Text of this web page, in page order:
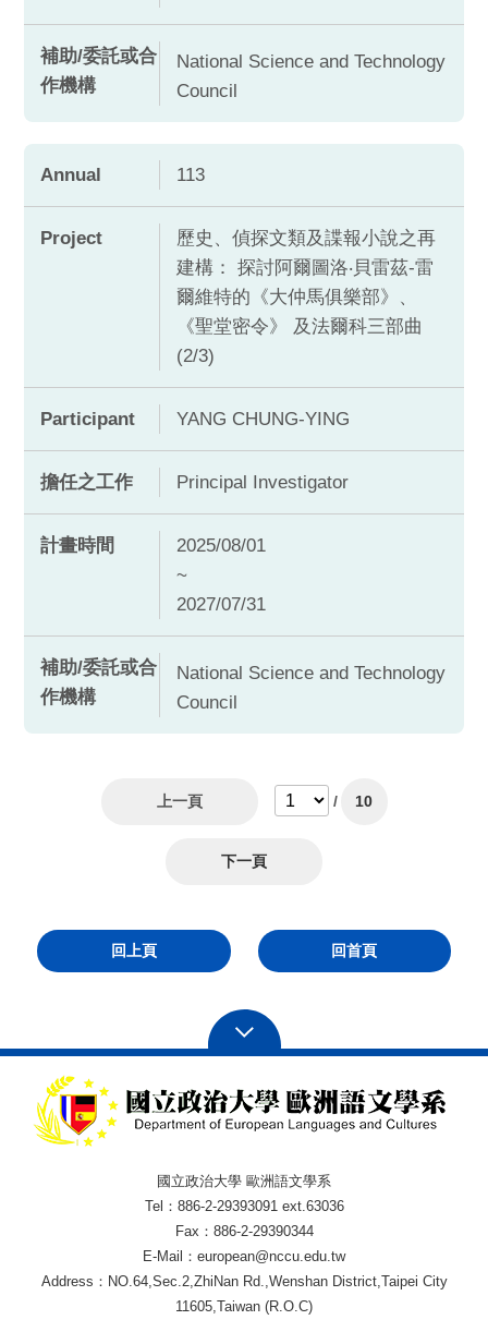
補助/委託或合
作機構
National Science and Technology
Council
Annual 113
Project
歷史、偵探文類及諜報小說之再
建構： 探討阿爾圖洛‧貝雷茲-雷
爾維特的《大仲馬俱樂部》、
《聖堂密令》 及法爾科三部曲
(2/3)
Participant YANG CHUNG-YING
擔任之工作 Principal Investigator
計畫時間
2025/08/01
~
2027/07/31
補助/委託或合
作機構
National Science and Technology
Council
上一頁 / 10
下一頁
回上頁 回首頁
國立政治大學 歐洲語文學系
Tel：886-2-29393091 ext.63036
Fax：886-2-29390344
E-Mail：european@nccu.edu.tw
Address：NO.64,Sec.2,ZhiNan Rd.,Wenshan District,Taipei City
11605,Taiwan (R.O.C)